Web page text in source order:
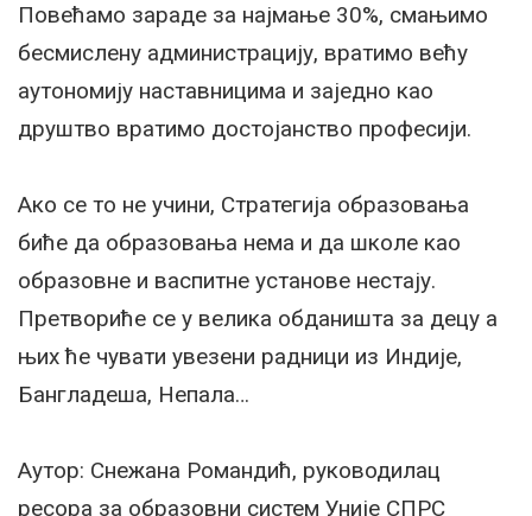
Повећамо зараде за најмање 30%, смањимо
бесмислену администрацију, вратимо већу
аутономију наставницима и заједно као
друштво вратимо достојанство професији.
Ако се то не учини, Стратегија образовања
биће да образовања нема и да школе као
образовне и васпитне установе нестају.
Претвориће се у велика обданишта за децу а
њих ће чувати увезени радници из Индије,
Бангладеша, Непала…
Аутор: Снежана Романдић, руководилац
ресора за образовни систем Уније СПРС